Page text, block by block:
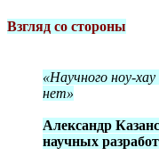
Взгляд со стороны
«Научного ноу-
нет»
Александр
научных